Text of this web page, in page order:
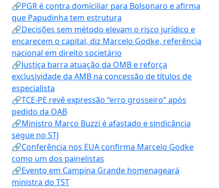
🔗PGR é contra domiciliar para Bolsonaro e afirma
que Papudinha tem estrutura
🔗Decisões sem método elevam o risco jurídico e
encarecem o capital, diz Marcelo Godke, referência
nacional em direito societário
🔗Justiça barra atuação da OMB e reforça
exclusividade da AMB na concessão de títulos de
especialista
🔗TCE-PE revê expressão “erro grosseiro” após
pedido da OAB
🔗Ministro Marco Buzzi é afastado e sindicância
segue no STJ
🔗Conferência nos EUA confirma Marcelo Godke
como um dos painelistas
🔗Evento em Campina Grande homenageará
ministra do TST